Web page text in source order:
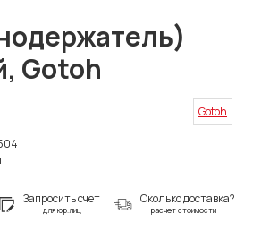
Gotoh
Gotoh
Запросить счет
для юр.лиц
Сколько доставка?
расчет стоимости